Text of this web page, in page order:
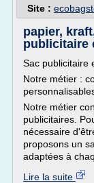
Site :
papier,
publicitaire
Sac publicitaire
Notre métier :
Notre métier
publicitaires.
nécessaire
proposons un
adaptées à
Lire la suite